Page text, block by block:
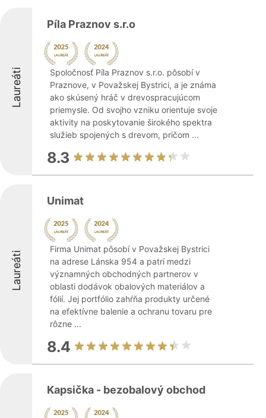
Laureáti
Píla Praznov s.r.o
Spoločnosť Píla Praznov s.r.o. pôsobí v
Praznove, v Považskej Bystrici, a je známa
ako skúsený hráč v drevospracujúcom
priemysle. Od svojho vzniku orientuje svoje
aktivity na poskytovanie širokého spektra
služieb spojených s drevom, pričom ...
8.3
Laureáti
Unimat
Firma Unimat pôsobí v Považskej Bystrici
na adrese Lánska 954 a patrí medzi
významných obchodných partnerov v
oblasti dodávok obalových materiálov a
fólií. Jej portfólio zahŕňa produkty určené
na efektívne balenie a ochranu tovaru pre
rôzne ...
8.4
Kapsička - bezobalový obchod